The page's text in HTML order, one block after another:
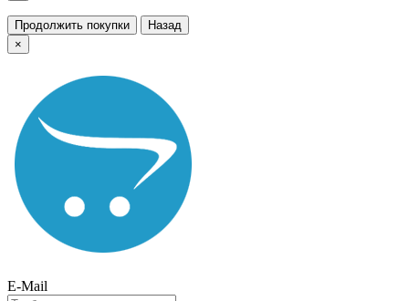
Продолжить покупки
Назад
×
E-Mail